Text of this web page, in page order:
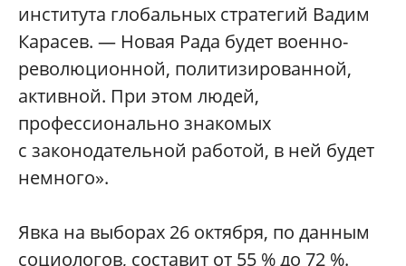
института глобальных стратегий Вадим
Карасев. — Новая Рада будет военно-
революционной, политизированной,
активной. При этом людей,
профессионально знакомых
с законодательной работой, в ней будет
немного».
Явка на выборах 26 октября, по данным
социологов, составит от 55 % до 72 %.